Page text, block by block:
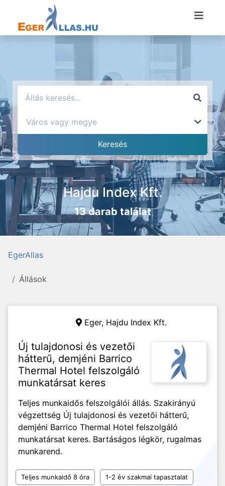
Hajdu Index Kft.
13 darab találat
EgerAllas
Állások
Eger, Hajdu Index Kft.
Új tulajdonosi és vezetői
hátterű, demjéni Barrico
Thermal Hotel felszolgáló
munkatársat keres
Teljes munkaidős felszolgálói állás. Szakirányú
végzettség Új tulajdonosi és vezetői hátterű,
demjéni Barrico Thermal Hotel felszolgáló
munkatársat keres. Bartáságos légkör, rugalmas
munkarend.
Teljes munkaidő 8 óra 1-2 év szakmai tapasztalat